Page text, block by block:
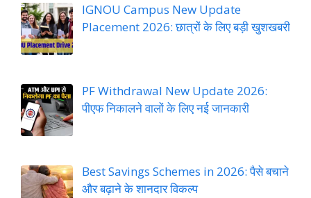
IGNOU Campus New Update
Placement 2026: छात्रों के लिए बड़ी खुशखबरी
PF Withdrawal New Update 2026:
पीएफ निकालने वालों के लिए नई जानकारी
Best Savings Schemes in 2026: पैसे बचाने
और बढ़ाने के शानदार विकल्प